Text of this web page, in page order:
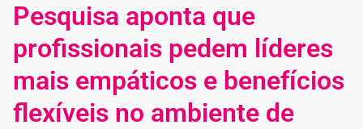
Pesquisa aponta que
profissionais pedem líderes
mais empáticos e benefícios
flexíveis no ambiente de